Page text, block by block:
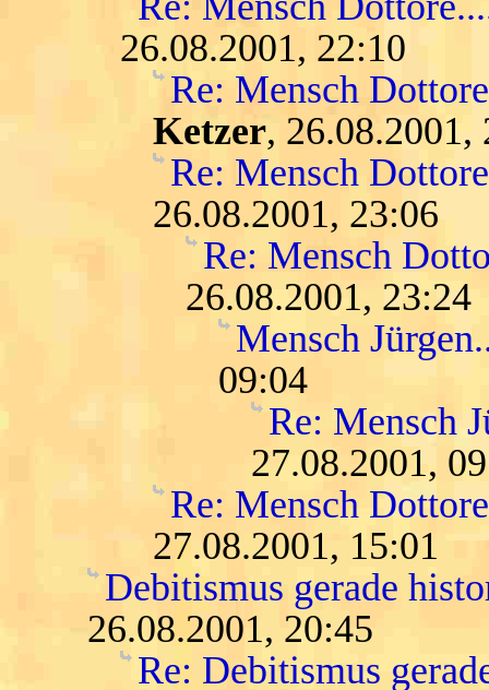
26.08.2001, 22:10
Re: Mensch
Ketzer, 26.08.2001,
Re: Mensch
26.08.2001, 23:06
Re: Mensch
26.08.2001, 23:24
Mensch
09:04
Re: Mensch
27.08.2001,
Re: Mensch
27.08.2001, 15:01
Debitismus gerade
26.08.2001, 20:45
Re: Debitismus